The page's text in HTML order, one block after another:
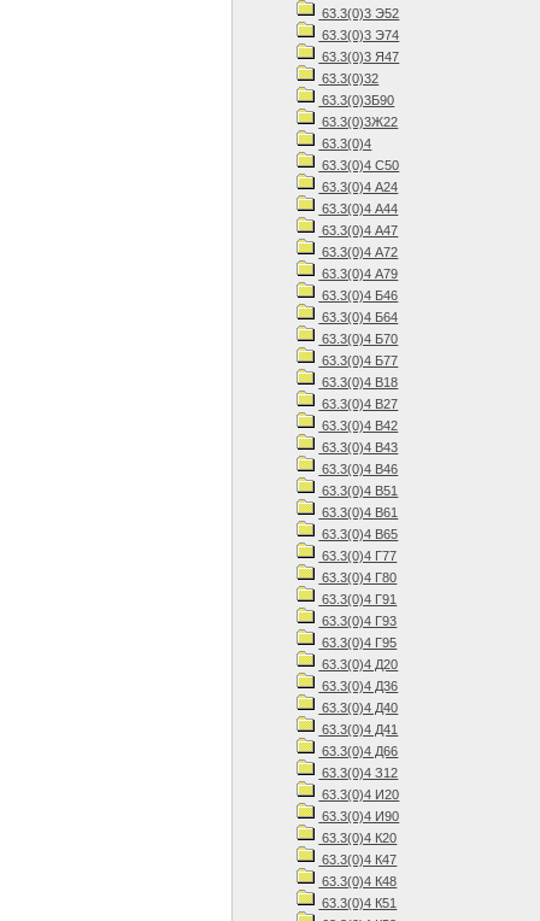
63.3(0)3 Э52
63.3(0)3 Э74
63.3(0)3 Я47
63.3(0)32
63.3(0)3Б90
63.3(0)3Ж22
63.3(0)4
63.3(0)4 С50
63.3(0)4 А24
63.3(0)4 А44
63.3(0)4 А47
63.3(0)4 А72
63.3(0)4 А79
63.3(0)4 Б46
63.3(0)4 Б64
63.3(0)4 Б70
63.3(0)4 Б77
63.3(0)4 В18
63.3(0)4 В27
63.3(0)4 В42
63.3(0)4 В43
63.3(0)4 В46
63.3(0)4 В51
63.3(0)4 В61
63.3(0)4 В65
63.3(0)4 Г77
63.3(0)4 Г80
63.3(0)4 Г91
63.3(0)4 Г93
63.3(0)4 Г95
63.3(0)4 Д20
63.3(0)4 Д36
63.3(0)4 Д40
63.3(0)4 Д41
63.3(0)4 Д66
63.3(0)4 З12
63.3(0)4 И20
63.3(0)4 И90
63.3(0)4 К20
63.3(0)4 К47
63.3(0)4 К48
63.3(0)4 К51